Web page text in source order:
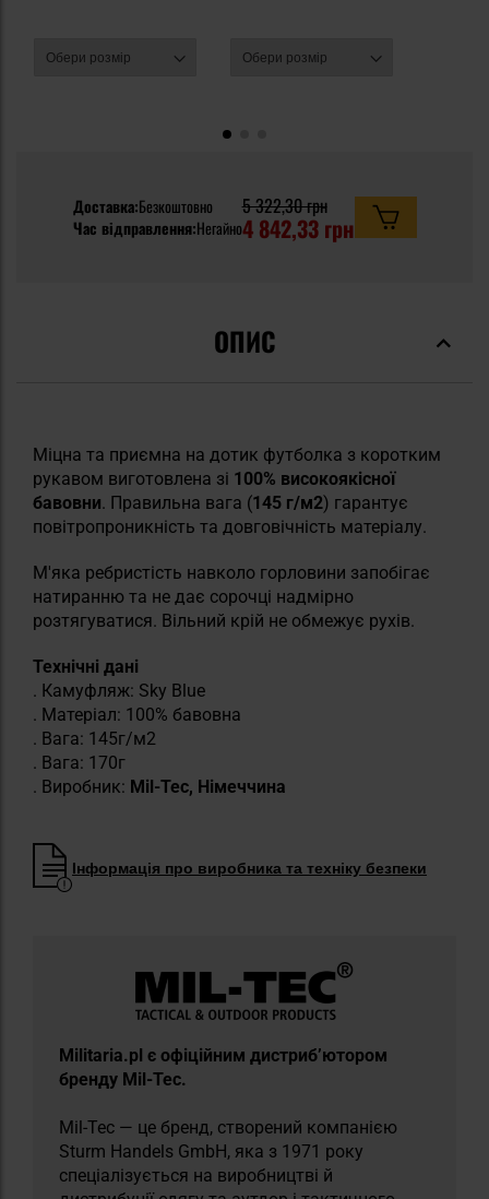
Доставка:Безкоштовно
Час відправлення:Негайно
5 322,30 грн
4 842,33 грн
ОПИС
Міцна та приємна на дотик футболка з коротким
рукавом виготовлена зі 100% високоякісної
бавовни. Правильна вага (145 г/м2) гарантує
повітропроникність та довговічність матеріалу.
М'яка ребристість навколо горловини запобігає
натиранню та не дає сорочці надмірно
розтягуватися. Вільний крій не обмежує рухів.
Технічні дані
. Камуфляж: Sky Blue
. Матеріал: 100% бавовна
. Вага: 145г/м2
. Вага: 170г
. Виробник: Mil-Tec, Німеччина
Інформація про виробника та техніку безпеки
Militaria.pl є офіційним дистриб’ютором
бренду Mil-Tec.
Mil-Tec — це бренд, створений компанією
Sturm Handels GmbH, яка з 1971 року
спеціалізується на виробництві й